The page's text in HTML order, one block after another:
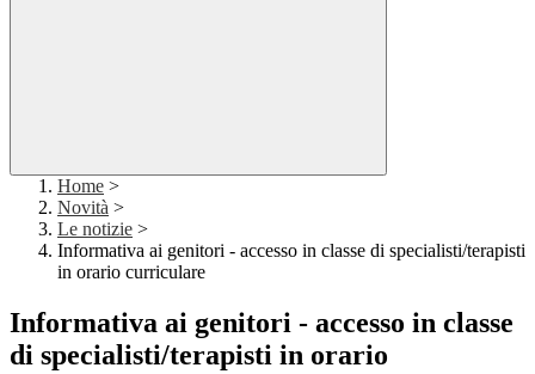
Home >
Novità >
Le notizie >
Informativa ai genitori - accesso in classe di specialisti/terapisti
in orario curriculare
Informativa ai genitori - accesso in classe
di specialisti/terapisti in orario